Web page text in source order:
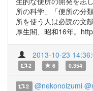
所の科学」「便所の分
所を使う人は必読の文
厚生閣、昭和16年。
2013-10-23
2 6 0.354
2 @nekonoizumi